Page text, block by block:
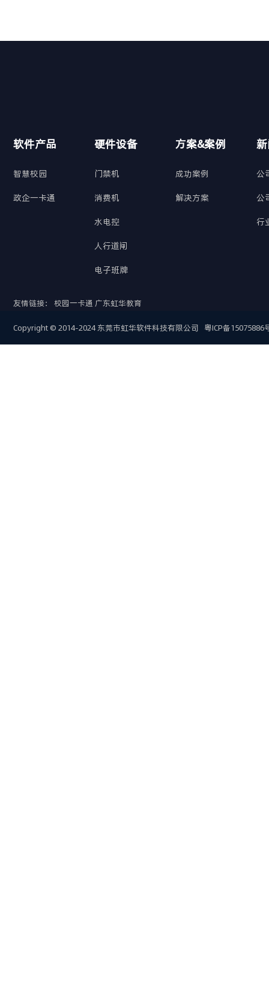
软件产品
智慧校园
政企一卡通
硬件设备
门禁机
消费机
水电控
人行道闸
电子班牌
方案&案例
成功案例
解决方案
公
公
行
友情链接： 校园一卡通 广东虹华教育
Copyright © 2014-2024 东莞市虹华软件科技有限公司 粤ICP备15075886